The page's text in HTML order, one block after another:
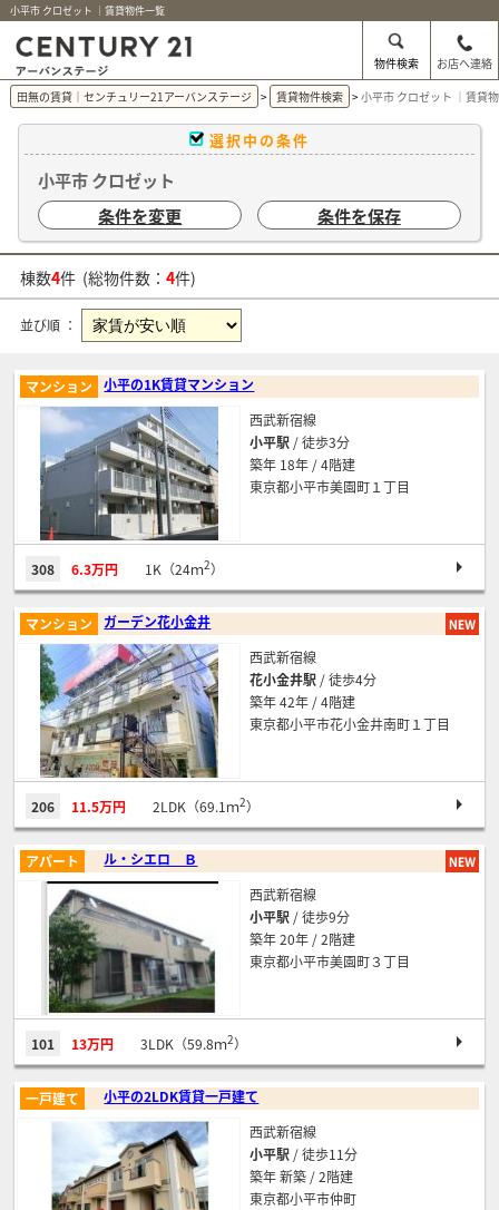
小平市 クロゼット ｜賃貸物件一覧
物件検索
お店へ連絡
田無の賃貸｜センチュリー21アーバンステージ
賃貸物件検索 小平市 クロゼット ｜賃貸
選択中の条件
小平市 クロゼット
条件を変更
条件を保存
棟数4件 (総物件数： 4件)
並び順 ：
小平の1K賃貸マンション
マンション
西武新宿線
小平駅 / 徒歩3分
築年 18年 / 4階建
東京都小平市美園町１丁目
308 6.3万円 1K（24ｍ2）
ガーデン花小金井
マンション
西武新宿線
花小金井駅 / 徒歩4分
築年 42年 / 4階建
東京都小平市花小金井南町１丁目
206 11.5万円 2LDK（69.1ｍ2）
ル・シエロ Ｂ
アパート
西武新宿線
小平駅 / 徒歩9分
築年 20年 / 2階建
東京都小平市美園町３丁目
101 13万円 3LDK（59.8ｍ2）
小平の2LDK賃貸一戸建て
一戸建て
西武新宿線
小平駅 / 徒歩11分
築年 新築 / 2階建
東京都小平市仲町